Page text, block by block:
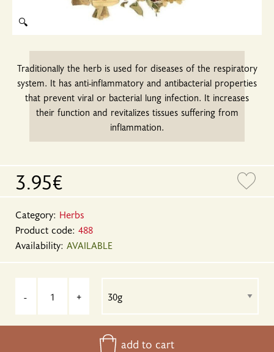
🔍
Traditionally the herb is used for diseases of the respiratory
system. It has anti-inflammatory and antibacterial properties
that prevent viral or bacterial lung infection. It increases
their function and revitalizes tissues suffering from
inflammation.
3.95€
Category: Herbs
Product code: 488
Availability: AVAILABLE
- +
add to cart